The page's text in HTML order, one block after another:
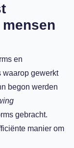
en
waarop gewerkt
begon werden
gebracht.
manier om